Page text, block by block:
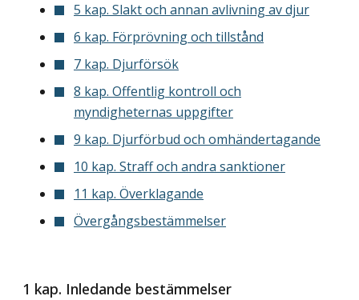
5 kap. Slakt och annan avlivning av djur
6 kap. Förprövning och tillstånd
7 kap. Djurförsök
8 kap. Offentlig kontroll och
myndigheternas uppgifter
9 kap. Djurförbud och omhändertagande
10 kap. Straff och andra sanktioner
11 kap. Överklagande
Övergångsbestämmelser
1 kap. Inledande bestämmelser